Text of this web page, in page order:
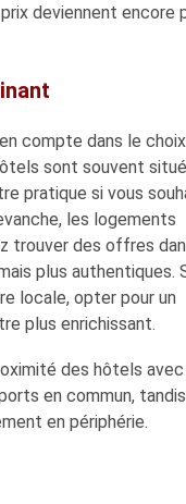
deviennent encore
compte dans le choix
sont souvent
pratique si vous
les logements
trouver des offres
plus authentiques.
locale, opter pour un
plus enrichissant.
des hôtels
en commun,
en périphérie.